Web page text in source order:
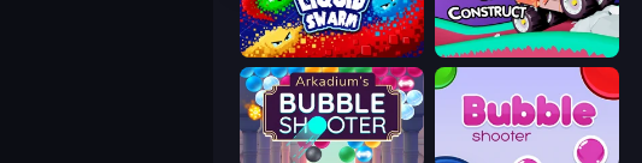
Liquid Swarm Merge & Construct